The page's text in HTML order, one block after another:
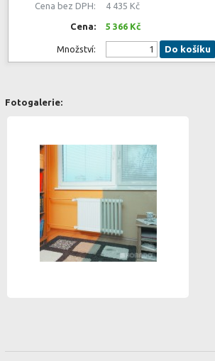
Cena bez DPH: 4 435 Kč
Cena: 5 366 Kč
Množství: Do košíku
Fotogalerie: